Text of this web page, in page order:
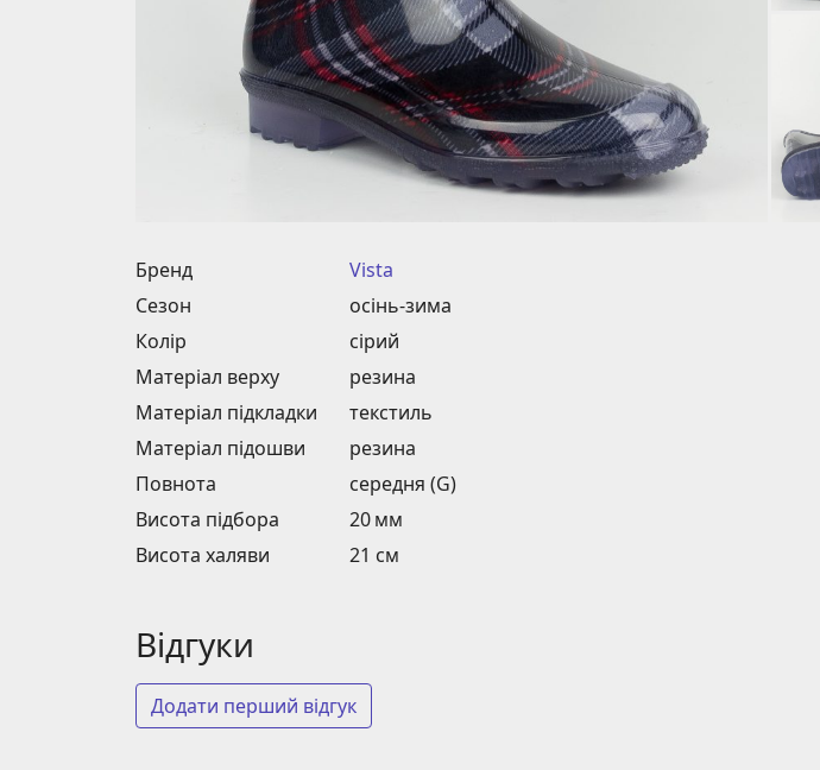
Бренд
Vista
Сезон
осінь-зима
Колір
сірий
Матеріал верху
резина
Матеріал підкладки
текстиль
Матеріал підошви
резина
Повнота
середня (G)
Висота підбора
20 мм
Висота халяви
21 см
Відгуки
Додати перший відгук